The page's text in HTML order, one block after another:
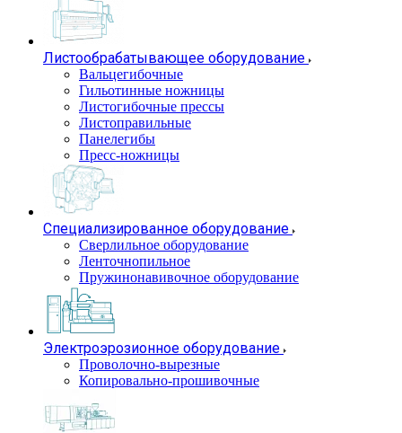
Листообрабатывающее оборудование
Вальцегибочные
Гильотинные ножницы
Листогибочные прессы
Листоправильные
Панелегибы
Пресс-ножницы
Специализированное оборудование
Сверлильное оборудование
Ленточнопильное
Пружинонавивочное оборудование
Электроэрозионное оборудование
Проволочно-вырезные
Копировально-прошивочные